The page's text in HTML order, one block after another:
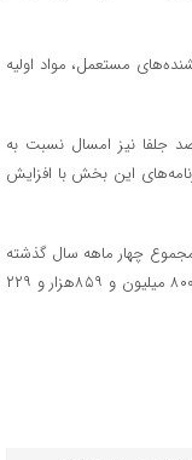
مستعمل، مواد اولیه
جلفا نیز امسال نسبت به
و اظهارنامه‌های این بخش با افزایش
چهار ماهه سال گذشته
۴۷ درصد افزایش یافت و به ۲۲ هزار و ۳۸۸ میلیارد و ۸۰۰ میلیون و ۸۵۹هزار و ۲۲۹